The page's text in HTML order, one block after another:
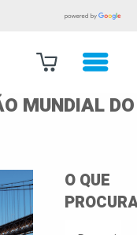
MUNDIAL DO
O QUE